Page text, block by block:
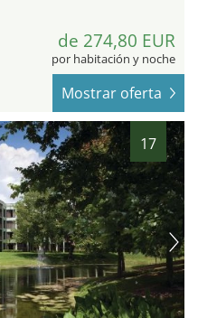
de 274,80 EUR
por habitación y noche
Mostrar oferta
17